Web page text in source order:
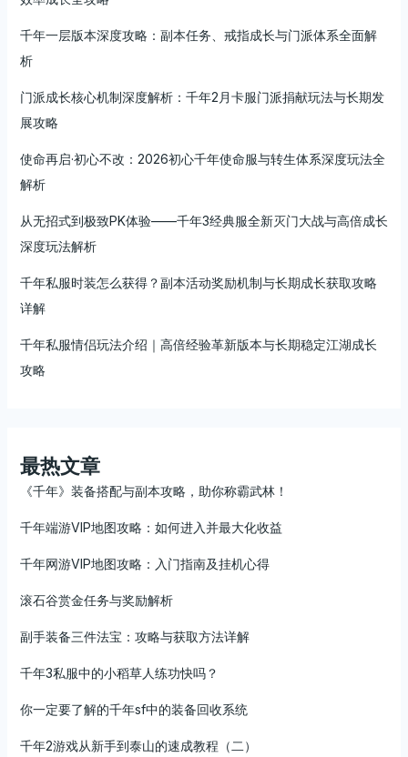
千年一层版本深度攻略：副本任务、戒指成长与门派体系全面解
析
门派成长核心机制深度解析：千年2月卡服门派捐献玩法与长期发
展攻略
使命再启·初心不改：2026初心千年使命服与转生体系深度玩法全
解析
从无招式到极致PK体验——千年3经典服全新灭门大战与高倍成长
深度玩法解析
千年私服时装怎么获得？副本活动奖励机制与长期成长获取攻略
详解
千年私服情侣玩法介绍｜高倍经验革新版本与长期稳定江湖成长
攻略
最热文章
《千年》装备搭配与副本攻略，助你称霸武林！
千年端游VIP地图攻略：如何进入并最大化收益
千年网游VIP地图攻略：入门指南及挂机心得
滚石谷赏金任务与奖励解析
副手装备三件法宝：攻略与获取方法详解
千年3私服中的小稻草人练功快吗？
你一定要了解的千年sf中的装备回收系统
千年2游戏从新手到泰山的速成教程（二）